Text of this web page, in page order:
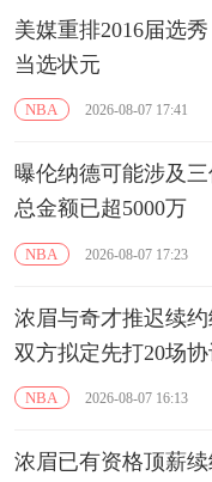
美媒重排2016届选
当选状元
NBA 2026-08-07 17:41
曝伦纳德可能涉及三
总金额已超5000万
NBA 2026-08-07 17:23
浓眉与奇才推迟续
双方拟定先打20场协
NBA 2026-08-07 16:13
浓眉已有资格顶薪